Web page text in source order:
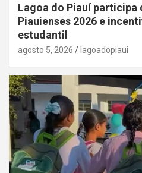
Lagoa do Piauí participa
Piauienses 2026 e
estudantil
agosto 5, 2026 lagoadopiaui